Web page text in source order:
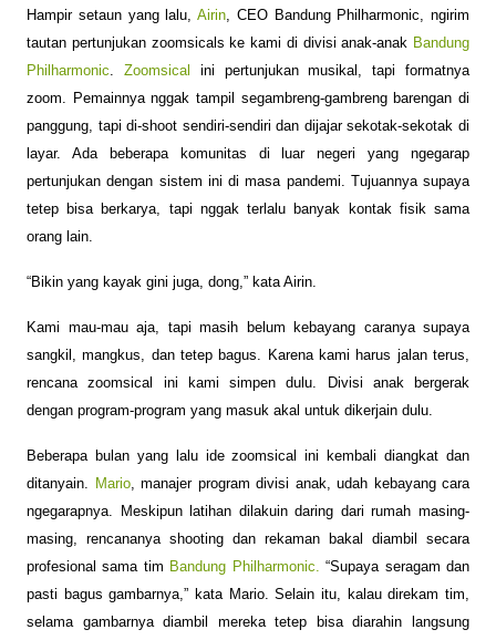
Hampir setaun yang lalu, Airin, CEO Bandung Philharmonic, ngirim
tautan pertunjukan zoomsicals ke kami di divisi anak-anak Bandung
Philharmonic. Zoomsical
ini pertunjukan musikal, tapi formatnya
zoom. Pemainnya nggak tampil segambreng-gambreng barengan di
panggung, tapi di-shoot sendiri-sendiri dan dijajar sekotak-sekotak di
layar. Ada beberapa komunitas di luar negeri yang ngegarap
pertunjukan dengan sistem ini di masa pandemi. Tujuannya supaya
tetep bisa berkarya, tapi nggak terlalu banyak kontak fisik sama
orang lain.
“Bikin yang kayak gini juga, dong,” kata Airin.
Kami mau-mau aja, tapi masih belum kebayang caranya supaya
sangkil, mangkus, dan tetep bagus. Karena kami harus jalan terus,
rencana zoomsical ini kami simpen dulu. Divisi anak bergerak
dengan program-program yang masuk akal untuk dikerjain dulu.
Beberapa bulan yang lalu ide zoomsical ini kembali diangkat dan
ditanyain. Mario, manajer program divisi anak, udah kebayang cara
ngegarapnya. Meskipun latihan dilakuin daring dari rumah masing-
masing, rencananya shooting dan rekaman bakal diambil secara
profesional sama tim Bandung Philharmonic. “Supaya seragam dan
pasti bagus gambarnya,” kata Mario. Selain itu, kalau direkam tim,
selama gambarnya diambil mereka tetep bisa diarahin langsung